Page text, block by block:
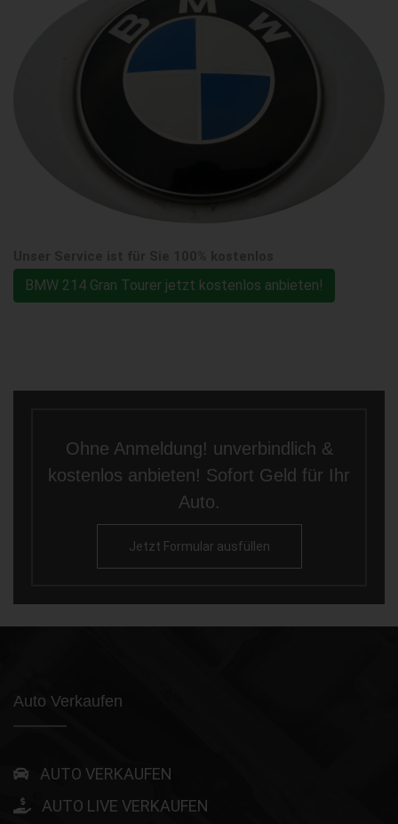
BMW 214 Gran Tourer jetzt kostenlos anbieten!
Ohne Anmeldung! unverbindlich &
kostenlos anbieten! Sofort Geld für Ihr
Auto.
Jetzt Formular ausfüllen
Auto Verkaufen
AUTO VERKAUFEN
AUTO LIVE VERKAUFEN